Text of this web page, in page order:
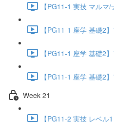
【PG11-1 実技 マル
【PG11-1 座学 基礎2
【PG11-1 座学 基礎2
【PG11-1 座学 基礎2
Week 21
【PG11-2 実技 レベル